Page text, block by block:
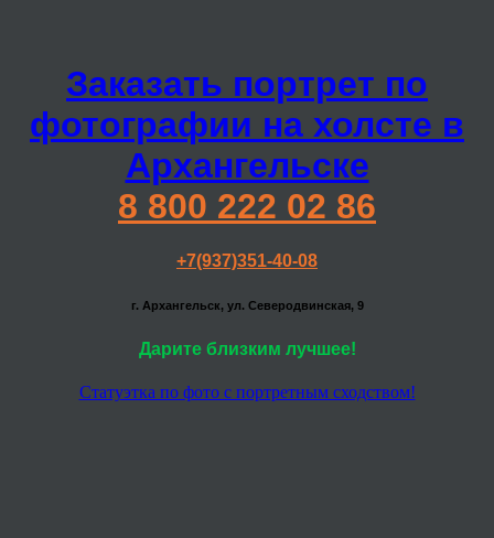
Заказать портрет по
фотографии на холсте в
Архангельске
8 800 222 02 86
+7(937)351-40-08
г. Архангельск, ул. Северодвинская, 9
Дарите близким лучшее!
Статуэтка по фото с портретным сходством!